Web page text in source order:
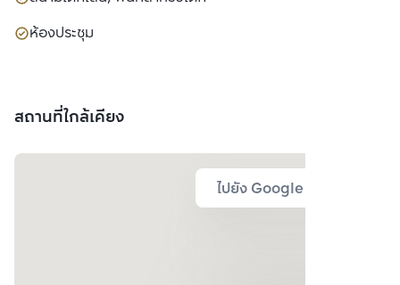
ห้องประชุม
สถานที่ใกล้เคียง
ไปยัง Google Map